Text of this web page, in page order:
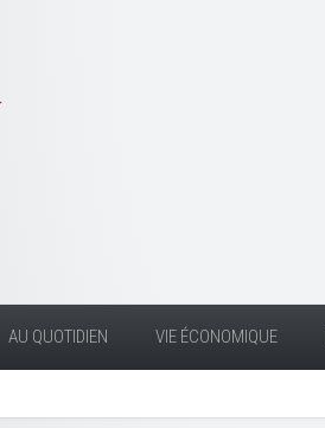
AU QUOTIDIEN VIE ÉCONOMIQUE